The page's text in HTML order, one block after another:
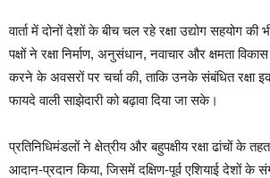
वार्ता में दोनों देशों के बीच चल रहे रक्षा उद्योग सहयोग की
पक्षों ने रक्षा निर्माण, अनुसंधान, नवाचार और क्षमता
करने के अवसरों पर चर्चा की, ताकि उनके संबंधित रक्षा
फायदे वाली साझेदारी को बढ़ावा दिया जा सके।
प्रतिनिधिमंडलों ने क्षेत्रीय और बहुपक्षीय रक्षा ढांचों के
आदान-प्रदान किया, जिसमें दक्षिण-पूर्व एशियाई देशों